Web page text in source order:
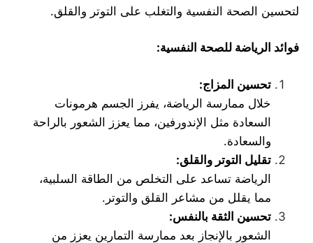
لتحسين الصحة النفسية والتغلب على التوتر والقلق.
فوائد الرياضة للصحة النفسية:
تحسين المزاج:
خلال ممارسة الرياضة، يفرز الجسم هرمونات
السعادة مثل الإندورفين، مما يعزز الشعور بالراحة
والسعادة.
تقليل التوتر والقلق:
الرياضة تساعد على التخلص من الطاقة السلبية،
مما يقلل من مشاعر القلق والتوتر.
تحسين الثقة بالنفس:
الشعور بالإنجاز بعد ممارسة التمارين يعزز من